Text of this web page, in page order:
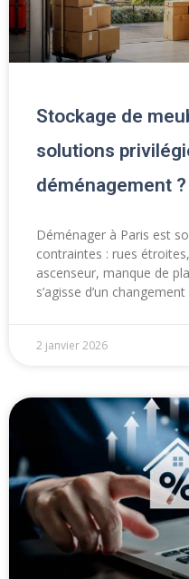
Stockage de
solutions
déménagement ?
Déménager à Paris est
contraintes : rues
ascenseur, manque de
s’agisse d’un changement
2 janvier 2026